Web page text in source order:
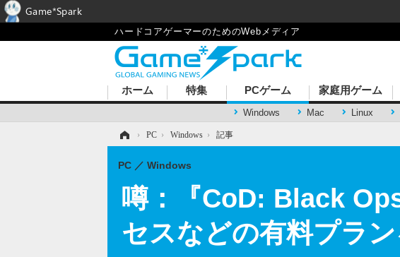
ハードコアゲーマーのためのWebメディア
ホーム 特集 PCゲーム
Windows Mac Linux
家庭用ゲーム
› PC › Windows › 記事
噂：『CoD: Black
セスなどの有料プラン
PC Windows
Game*Spark